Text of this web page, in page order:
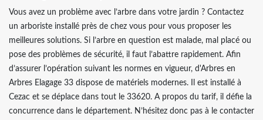
Vous avez un problème avec l’arbre dans votre jardin ? Contactez
un arboriste installé près de chez vous pour vous proposer les
meilleures solutions. Si l’arbre en question est malade, mal placé ou
pose des problèmes de sécurité, il faut l’abattre rapidement. Afin
d’assurer l’opération suivant les normes en vigueur, d'Arbres en
Arbres Elagage 33 dispose de matériels modernes. Il est installé à
Cezac et se déplace dans tout le 33620. A propos du tarif, il défie la
concurrence dans le département. N’hésitez donc pas à le contacter